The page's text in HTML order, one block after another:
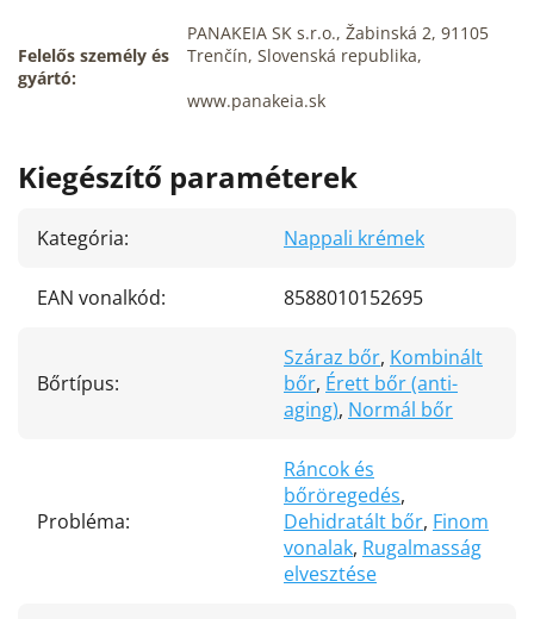
Felelős személy és
gyártó:
PANAKEIA SK s.r.o., Žabinská 2, 91105
Trenčín, Slovenská republika,
www.panakeia.sk
Kiegészítő paraméterek
Kategória: Nappali krémek
EAN vonalkód: 8588010152695
Bőrtípus:
Száraz bőr, Kombinált
bőr, Érett bőr (anti-
aging), Normál bőr
Probléma:
Ráncok és
bőröregedés,
Dehidratált bőr, Finom
vonalak, Rugalmasság
elvesztése